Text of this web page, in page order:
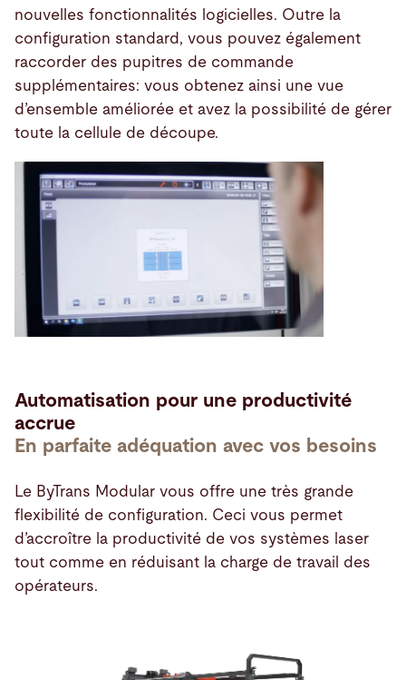
nouvelles fonctionnalités logicielles. Outre la
configuration standard, vous pouvez également
raccorder des pupitres de commande
supplémentaires: vous obtenez ainsi une vue
d’ensemble améliorée et avez la possibilité de gérer
toute la cellule de découpe.
Automatisation pour une productivité
accrue
En parfaite adéquation avec vos besoins
Le ByTrans Modular vous offre une très grande
flexibilité de configuration. Ceci vous permet
d’accroître la productivité de vos systèmes laser
tout comme en réduisant la charge de travail des
opérateurs.